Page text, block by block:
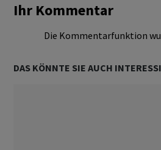
Ihr Kommentar
Die Kommentarfunktion
DAS KÖNNTE SIE AUCH